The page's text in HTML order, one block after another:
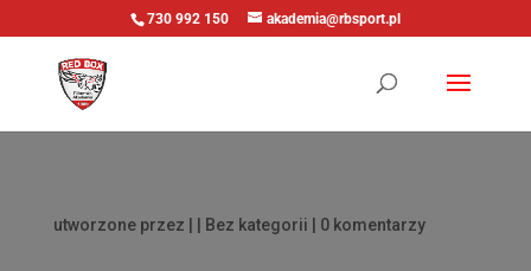
730 992 150 akademia@rbsport.pl
utworzone przez | Bez kategorii | 0 komentarzy